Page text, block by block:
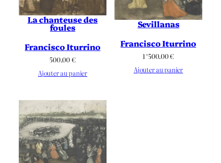
La chanteuse des
foules
Francisco Iturrino
500.00€
Ajouter au panier
Sevillanas
Francisco Iturrino
1 ‘500.00€
Ajouter au panier